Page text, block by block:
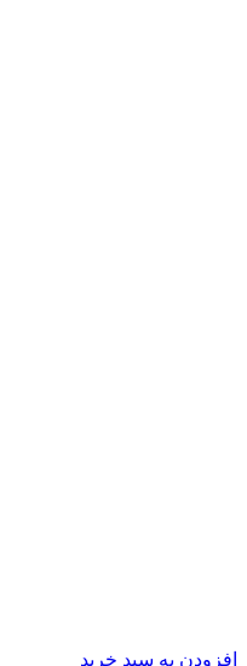
افزودن به سبد خرید